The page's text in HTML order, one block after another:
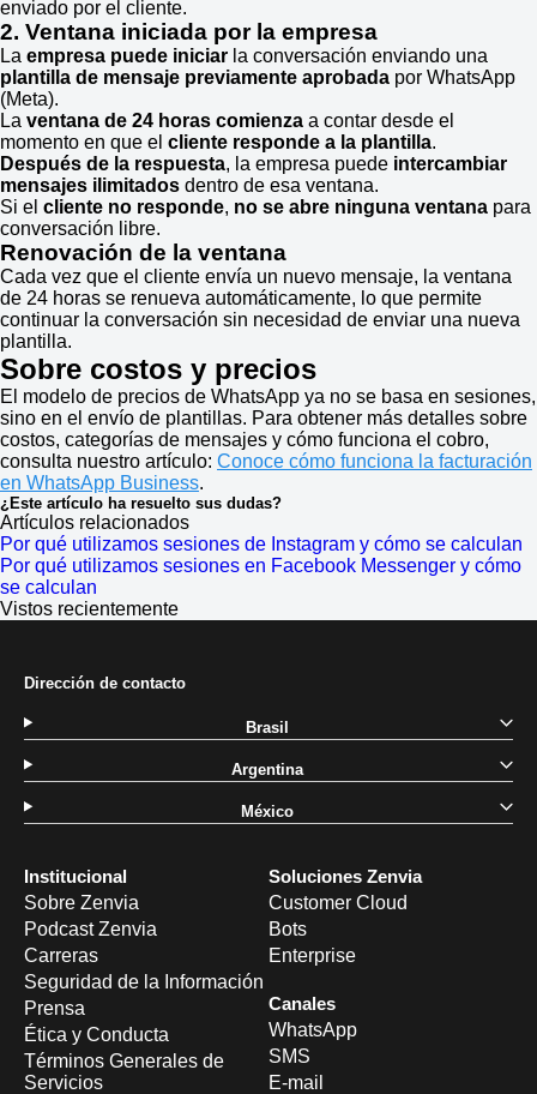
enviado por el cliente.
2. Ventana iniciada por la empresa
La empresa puede iniciar la conversación enviando una
plantilla de mensaje previamente aprobada por WhatsApp
(Meta).
La ventana de 24 horas comienza a contar desde el
momento en que el cliente responde a la plantilla.
Después de la respuesta, la empresa puede intercambiar
mensajes ilimitados dentro de esa ventana.
Si el cliente no responde, no se abre ninguna ventana para
conversación libre.
Renovación de la ventana
Cada vez que el cliente envía un nuevo mensaje, la ventana
de 24 horas se renueva automáticamente, lo que permite
continuar la conversación sin necesidad de enviar una nueva
plantilla.
Sobre costos y precios
El modelo de precios de WhatsApp ya no se basa en sesiones,
sino en el envío de plantillas. Para obtener más detalles sobre
costos, categorías de mensajes y cómo funciona el cobro,
consulta nuestro artículo: Conoce cómo funciona la facturación
en WhatsApp Business.
¿Este artículo ha resuelto sus dudas?
Artículos relacionados
Por qué utilizamos sesiones de Instagram y cómo se calculan
Por qué utilizamos sesiones en Facebook Messenger y cómo
se calculan
Vistos recientemente
Institucional
Sobre Zenvia
Podcast Zenvia
Carreras
Seguridad de la Información
Prensa
Ética y Conducta
Términos Generales de
Servicios
Soluciones Zenvia
Customer Cloud
Bots
Enterprise
Canales
WhatsApp
SMS
E-mail
Dirección de contacto
Brasil
Argentina
México